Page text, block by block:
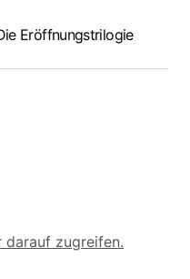
Eröffnungstrilogie
darauf zugreifen.